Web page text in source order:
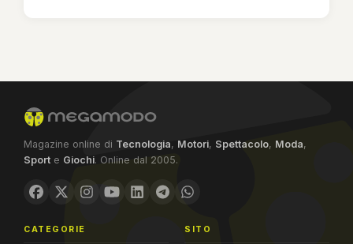
Magazine online di Tecnologia, Motori, Spettacolo, Moda,
Sport e Giochi. Online dal 2005.
CATEGORIE SITO